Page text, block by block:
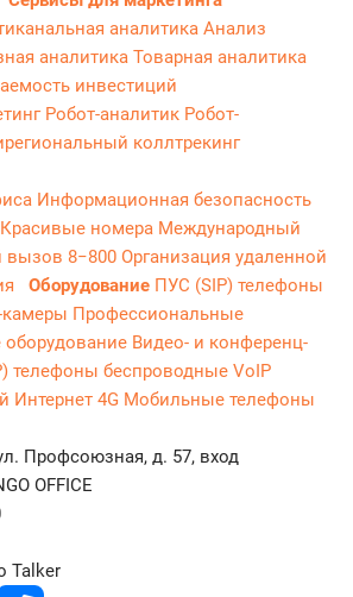
аналитика Анализ
аналитика Товарная аналитика
инвестиций
Робот-аналитик Робот-
коллтрекинг
Информационная безопасность
Красивые номера Международный
вызов 8−800 Организация удаленной
Оборудование ПУС (SIP) телефоны
камеры Профессиональные
оборудование Видео- и конференц-
телефоны беспроводные VoIP
Интернет 4G Мобильные телефоны
Профсоюзная, д. 57, вход
OFFICE
Talker